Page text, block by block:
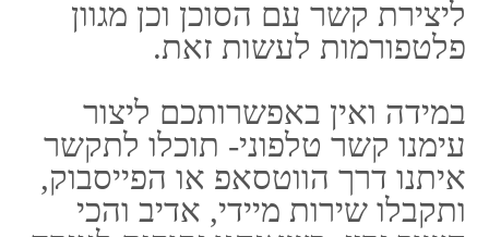
פספורטכארד ביטוחים מסוג אחר
שעשו ביטוח ודאגו להיות אחראים
מספיק כדי לעשות זאת מבעוד
מועד, אך ברגע שהיו זקוקים לסיוע
אמיתי, נתקלו בקושי רציני
ובבירוקרטיה מתישה רק על מנת
לדרוש את מה שמלכתחילה הגיע